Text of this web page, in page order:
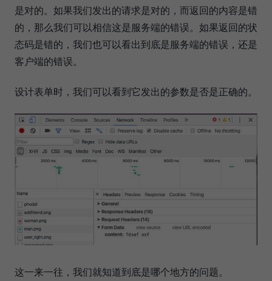
是对的。如果我们发出的请求是对的，而返回的内容是错
的，那么我们可以相信这是服务端的错误。如果返回的状
态码是错的，我们也可以看出到底是服务端的错误，还是
客户端的错误。
设计表单时，我们可以看到它发出的参数是否是正确的。
这一来一往，我们就知道到底是哪个地方的问题。